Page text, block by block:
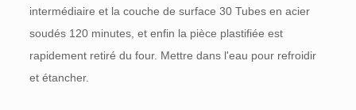
intermédiaire et la couche de surface 30 Tubes en acier
soudés 120 minutes, et enfin la pièce plastifiée est
rapidement retiré du four. Mettre dans l'eau pour refroidir
et étancher.